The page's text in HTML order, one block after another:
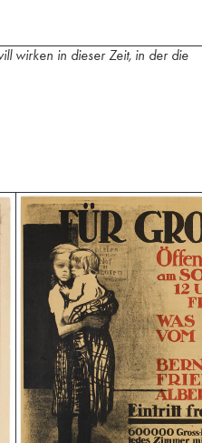
wirken in dieser Zeit, in der die